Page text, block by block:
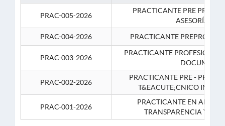
PRAC-005-2026
PRACTICANTE PRE
ASESORÍA
PRAC-004-2026
PRACTICANTE
PRAC-003-2026
PRACTICANTE
PRAC-002-2026
PRACTICANTE PRE -
T&EACUTE;CNICO
PRAC-001-2026
PRACTICANTE EN APOYO
TRANSPARENCIA Y